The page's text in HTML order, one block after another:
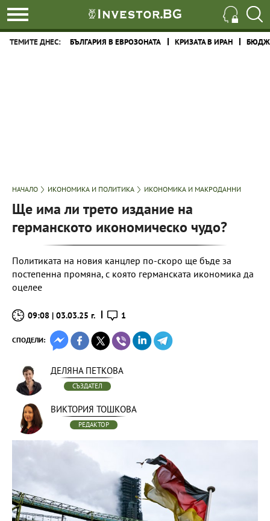
ТЕМИТЕ ДНЕС: БЪЛГАРИЯ В ЕВРОЗОНАТА КРИЗАТА В ИРАН
НАЧАЛО ИКОНОМИКА И ПОЛИТИКА ИКОНОМИКА И МАКРОДАННИ
Ще има ли трето издание на
германското икономическо чудо?
Политиката на новия канцлер по-скоро ще бъде за
постепенна промяна, с която германската икономика да
оцелее
09:08 | 03.03.25 г. 1
СПОДЕЛИ:
ДЕЛЯНА ПЕТКОВА
СЪЗДАТЕЛ
ВИКТОРИЯ ТОШКОВА
РЕДАКТОР